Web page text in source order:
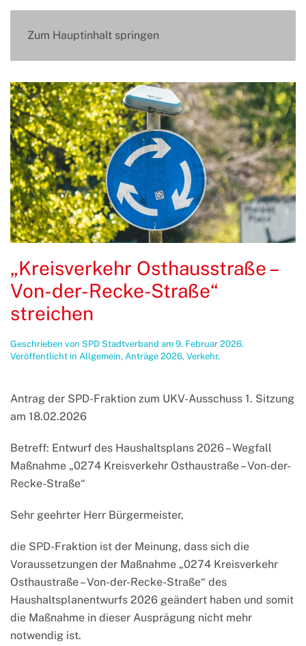
Zum Hauptinhalt springen
„Kreisverkehr Osthausstraße –
Von-der-Recke-Straße“
streichen
Geschrieben von SPD Stadtverband am 9. Februar 2026.
Veröffentlicht in Allgemein, Anträge 2026, Verkehr.
Antrag der SPD-Fraktion zum UKV-Ausschuss 1. Sitzung
am 18.02.2026
Betreff: Entwurf des Haushaltsplans 2026 – Wegfall
Maßnahme „0274 Kreisverkehr Osthaustraße – Von-der-
Recke-Straße“
Sehr geehrter Herr Bürgermeister,
die SPD-Fraktion ist der Meinung, dass sich die
Voraussetzungen der Maßnahme „0274 Kreisverkehr
Osthaustraße – Von-der-Recke-Straße“ des
Haushaltsplanentwurfs 2026 geändert haben und somit
die Maßnahme in dieser Ausprägung nicht mehr
notwendig ist.